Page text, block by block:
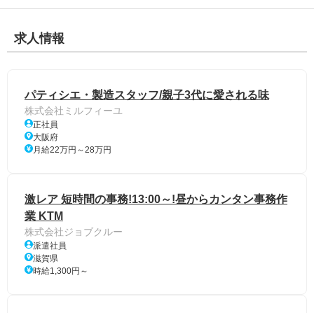
求人情報
パティシエ・製造スタッフ/親子3代に愛される味
株式会社ミルフィーユ
正社員
大阪府
月給22万円～28万円
激レア 短時間の事務!13:00～!昼からカンタン事務作
業 KTM
株式会社ジョブクルー
派遣社員
滋賀県
時給1,300円～